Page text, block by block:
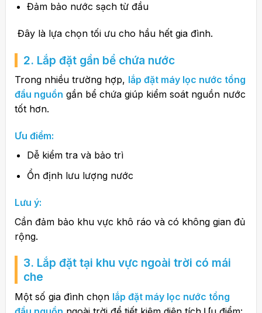
Đảm bảo nước sạch từ đầu
Đây là lựa chọn tối ưu cho hầu hết gia đình.
2. Lắp đặt gần bể chứa nước
Trong nhiều trường hợp, lắp đặt máy lọc nước tổng
đầu nguồn gần bể chứa giúp kiểm soát nguồn nước
tốt hơn.
Ưu điểm:
Dễ kiểm tra và bảo trì
Ổn định lưu lượng nước
Lưu ý:
Cần đảm bảo khu vực khô ráo và có không gian đủ
rộng.
3. Lắp đặt tại khu vực ngoài trời có mái
che
Một số gia đình chọn lắp đặt máy lọc nước tổng